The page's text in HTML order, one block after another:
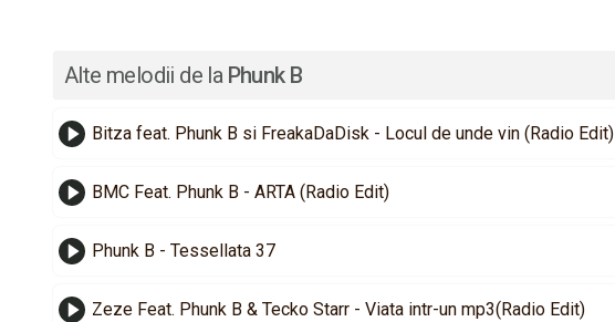
Alte melodii de la Phunk B
Bitza feat. Phunk B si FreakaDaDisk - Locul de unde vin (Radio Edit)
BMC Feat. Phunk B - ARTA (Radio Edit)
Phunk B - Tessellata 37
Zeze Feat. Phunk B & Tecko Starr - Viata intr-un mp3(Radio Edit)